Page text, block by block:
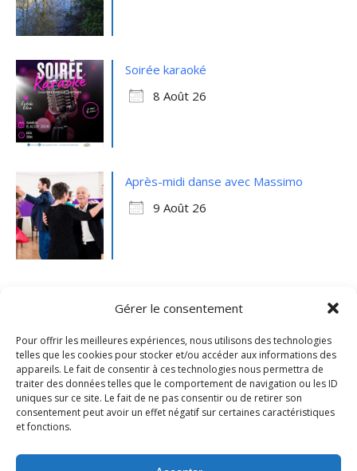
Gérer le consentement
Pour offrir les meilleures expériences, nous utilisons des technologies
telles que les cookies pour stocker et/ou accéder aux informations des
appareils. Le fait de consentir à ces technologies nous permettra de
traiter des données telles que le comportement de navigation ou les ID
uniques sur ce site. Le fait de ne pas consentir ou de retirer son
consentement peut avoir un effet négatif sur certaines caractéristiques
et fonctions.
Soirée karaoké
8 Août 26
Après-midi danse avec Massimo
9 Août 26